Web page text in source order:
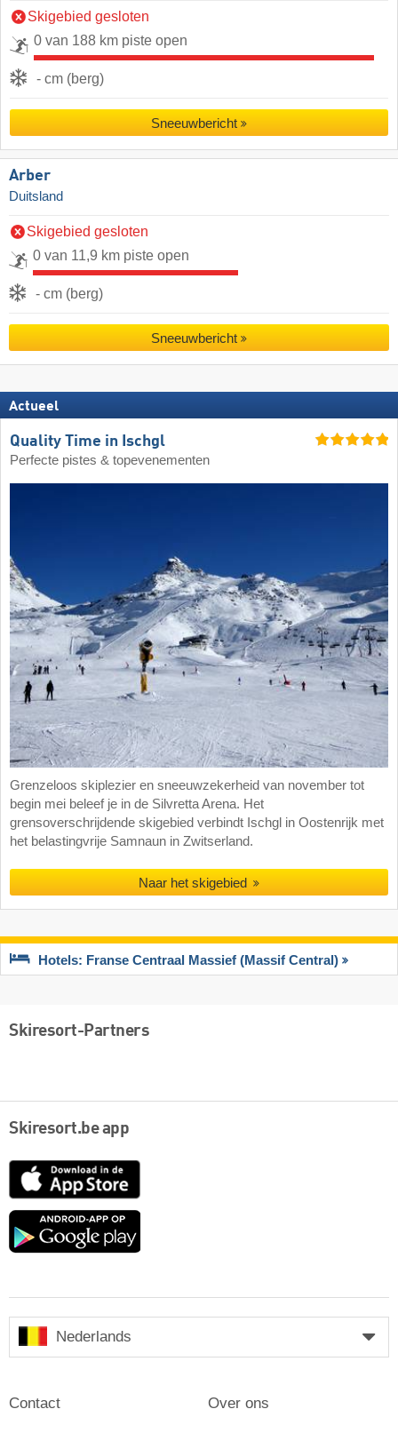
Skigebied gesloten
0 van 188 km piste open
- cm (berg)
Sneeuwbericht
Arber
Duitsland
Skigebied gesloten
0 van 11,9 km piste open
- cm (berg)
Sneeuwbericht
Actueel
Quality Time in Ischgl
Perfecte pistes & topevenementen
Grenzeloos skiplezier en sneeuwzekerheid van november tot
begin mei beleef je in de Silvretta Arena. Het
grensoverschrijdende skigebied verbindt Ischgl in Oostenrijk met
het belastingvrije Samnaun in Zwitserland.
Naar het skigebied
Hotels: Franse Centraal Massief (Massif Central)
Skiresort-Partners
Skiresort.be app
App
Google
Nederlands
Contact Over ons